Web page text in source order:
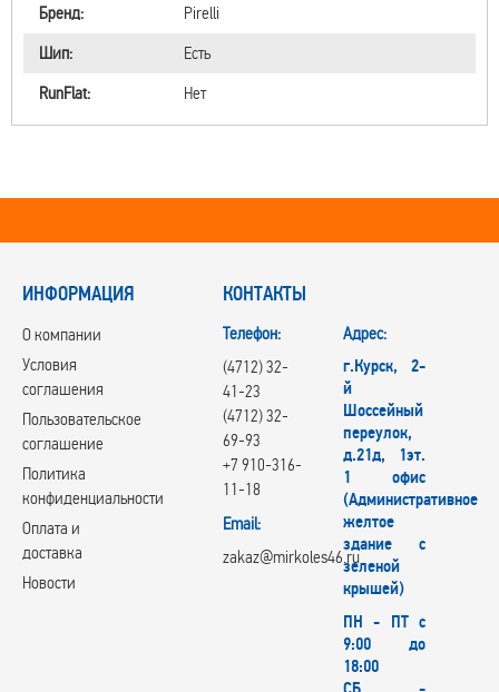
Бренд:
Pirelli
Шип:
Есть
RunFlat:
Нет
ИНФОРМАЦИЯ
О компании
Условия
соглашения
Пользовательское
соглашение
Политика
конфиденциальности
Оплата и
доставка
Новости
КОНТАКТЫ
Телефон:
(4712) 32-
41-23
(4712) 32-
69-93
+7 910-316-
11-18
Email:
zakaz@mirkoles46.ru
Адрес:
г.Курск, 2-
й
Шоссейный
переулок,
д.21д, 1эт.
1 офис
(Административное
желтое
здание с
зеленой
крышей)
ПН - ПТ с
9:00 до
18:00